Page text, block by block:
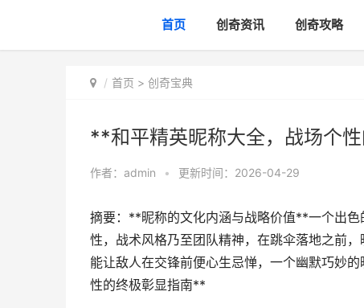
首页 创奇资讯 创奇攻略
首页 > 创奇宝典
**和平精英昵称大全，战场个
作者： admin • 更新时间：2026-04-29
摘要：**昵称的文化内涵与战略价值**一个出
性，战术风格乃至团队精神，在跳伞落地之前
能让敌人在交锋前便心生忌惮，一个幽默巧妙
性的终极彰显指南**